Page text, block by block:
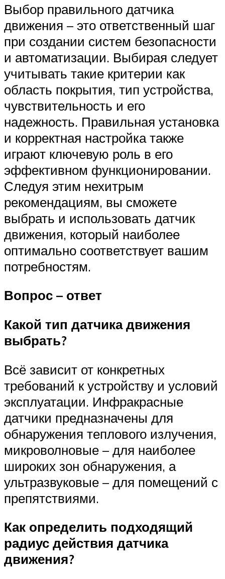
Выбор правильного датчика
движения – это ответственный шаг
при создании систем безопасности
и автоматизации. Выбирая следует
учитывать такие критерии как
область покрытия, тип устройства,
чувствительность и его
надежность. Правильная установка
и корректная настройка также
играют ключевую роль в его
эффективном функционировании.
Следуя этим нехитрым
рекомендациям, вы сможете
выбрать и использовать датчик
движения, который наиболее
оптимально соответствует вашим
потребностям.
Вопрос – ответ
Какой тип датчика движения
выбрать?
Всё зависит от конкретных
требований к устройству и условий
эксплуатации. Инфракрасные
датчики предназначены для
обнаружения теплового излучения,
микроволновые – для наиболее
широких зон обнаружения, а
ультразвуковые – для помещений с
препятствиями.
Как определить подходящий
радиус действия датчика
движения?